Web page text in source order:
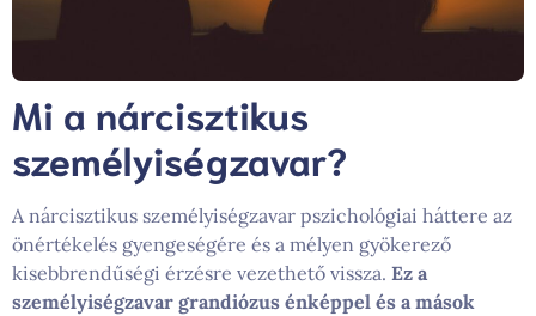
Mi a nárcisztikus
személyiségzavar?
A nárcisztikus személyiségzavar pszichológiai háttere az
önértékelés gyengeségére és a mélyen gyökerező
kisebbrendűségi érzésre vezethető vissza. Ez a
személyiségzavar grandiózus énképpel és a mások